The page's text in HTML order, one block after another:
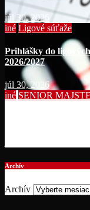
júl 30, 2026
iné Ligové súťaže
Prihlášky do
2026/2027
júl 30, 2026
iné SENIOR
Archív
Archív